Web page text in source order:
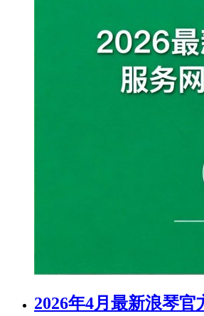
2026年4月最新浪琴官